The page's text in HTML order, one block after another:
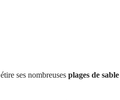
ses nombreuses plages de